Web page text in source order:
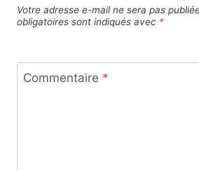
Votre adresse e-mail ne sera pas
obligatoires sont indiqués avec *
Commentaire *